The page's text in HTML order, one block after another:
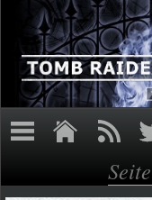
Direkt
Suche